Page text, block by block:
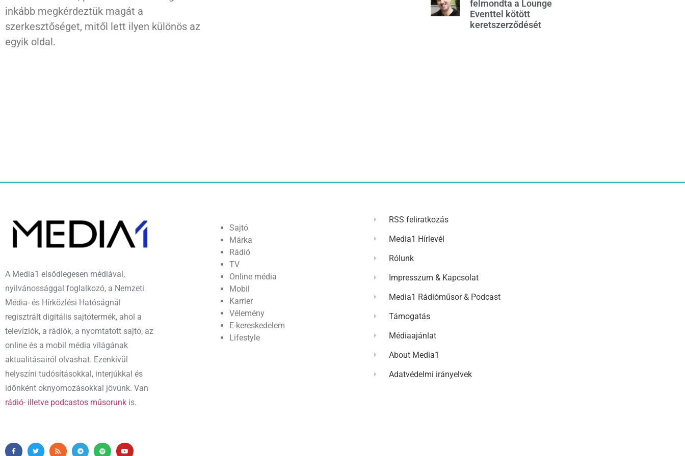
inkább megkérdeztük magát a
szerkesztőséget, mitől lett ilyen különös az
egyik oldal.
felmondta a Lounge
Eventtel kötött
keretszerződését
A Media1 elsődlegesen médiával,
nyilvánossággal foglalkozó, a Nemzeti
Média- és Hírközlési Hatóságnál
regisztrált digitális sajtótermék, ahol a
televíziók, a rádiók, a nyomtatott sajtó, az
online és a mobil média világának
aktualitásairól olvashat. Ezenkívül
helyszíni tudósításokkal, interjúkkal és
időnként oknyomozásokkal jövünk. Van
rádió- illetve podcastos műsorunk is.
Sajtó
Márka
Rádió
TV
Online média
Mobil
Karrier
Vélemény
E-kereskedelem
Lifestyle
RSS feliratkozás
Media1 Hírlevél
Rólunk
Impresszum & Kapcsolat
Media1 Rádióműsor & Podcast
Támogatás
Médiaajánlat
About Media1
Adatvédelmi irányelvek